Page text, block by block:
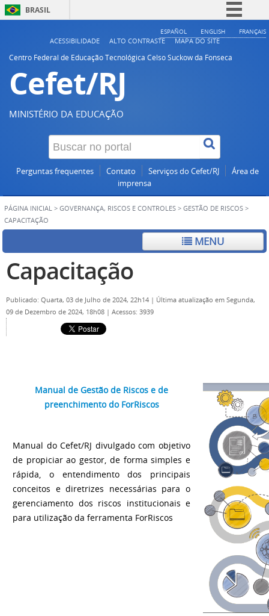
BRASIL
Simplifique!
ESPAÑOL ENGLISH FRANÇAIS
ACESSIBILIDADE ALTO CONTRASTE
MAPA DO SITE
Centro Federal de Educação Tecnológica Celso Suckow da Fonseca
Cefet/RJ
MINISTÉRIO DA EDUCAÇÃO
Perguntas frequentes Contato Serviços do Cefet/RJ
Área de
imprensa
PÁGINA INICIAL > GOVERNANÇA, RISCOS E CONTROLES > GESTÃO DE RISCOS >
CAPACITAÇÃO
MENU
Capacitação
Publicado: Quarta, 03 de Julho de 2024, 22h14 | Última atualização em Segunda,
09 de Dezembro de 2024, 18h08 | Acessos: 3939
Manual de Gestão de Riscos e de
preenchimento do ForRiscos
Manual do Cefet/RJ divulgado com objetivo
de propiciar ao gestor, de forma simples e
rápida, o entendimento dos principais
conceitos e diretrizes necessárias para o
gerenciamento dos riscos institucionais e
para utilização da ferramenta ForRiscos